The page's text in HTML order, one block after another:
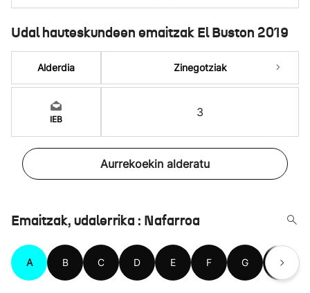
Udal hauteskundeen emaitzak El Buston 2019
Alderdia
IEB
Zinegotziak
3
Aurrekoekin alderatu
Emaitzak, udalerrika : Nafarroa
A B C D E F G H